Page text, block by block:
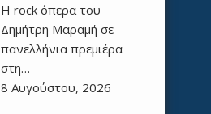
H rock όπερα του
Δημήτρη Μαραμή σε
πανελλήνια πρεμιέρα
στη…
8 Αυγούστου, 2026